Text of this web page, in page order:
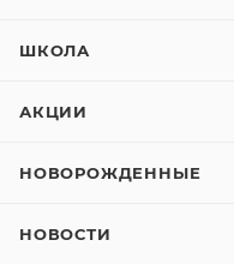
ШКОЛА
АКЦИИ
НОВОРОЖДЕННЫЕ
НОВОСТИ